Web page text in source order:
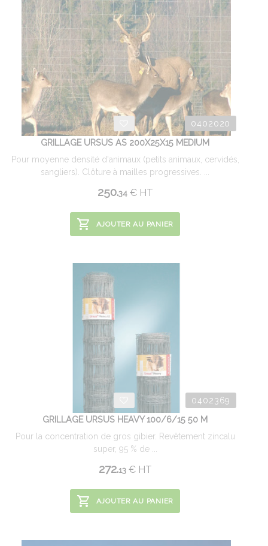
0402020
GRILLAGE URSUS AS 200X25X15 MEDIUM
Pour moyenne densité d'animaux (petits animaux, cervidés,
sangliers). Clôture à mailles progressives. ...
250.34 €HT
AJOUTER AU PANIER
0402369
GRILLAGE URSUS HEAVY 100/6/15 50 M
Pour la concentration de gros gibier. Revêtement zincalu
super, 95 % de ...
272.13 €HT
AJOUTER AU PANIER